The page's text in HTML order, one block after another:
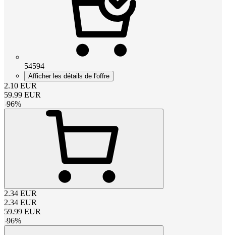
54594
Afficher les détails de l'offre
2.10 EUR
59.99 EUR
-96%
2.34 EUR
2.34 EUR
59.99 EUR
-96%